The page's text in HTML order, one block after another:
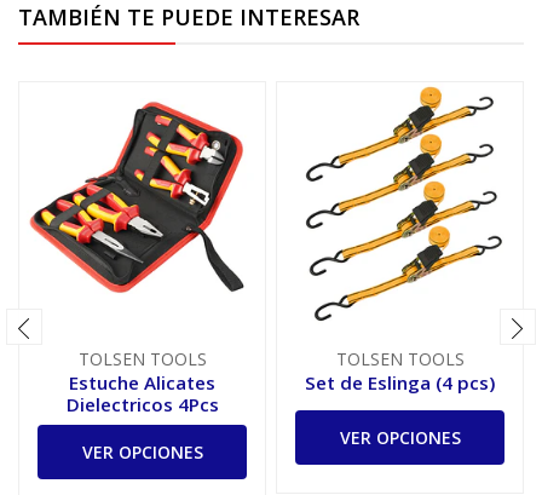
TAMBIÉN TE PUEDE INTERESAR
TOLSEN TOOLS
Estuche Alicates
Dielectricos 4Pcs
VER OPCIONES
TOLSEN TOOLS
Set de Eslinga (4 pcs)
VER OPCIONES